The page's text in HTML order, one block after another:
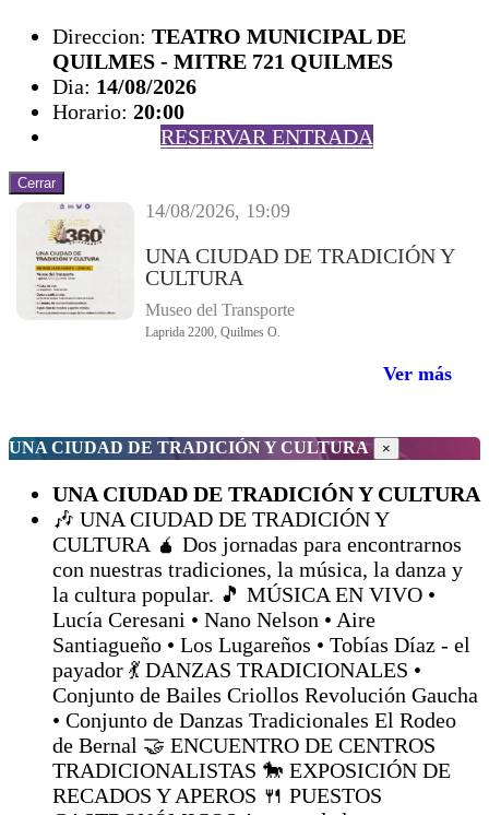
Direccion: TEATRO MUNICIPAL DE
QUILMES - MITRE 721 QUILMES
Dia: 14/08/2026
Horario: 20:00
RESERVAR ENTRADA
Cerrar
14/08/2026, 19:09
UNA CIUDAD DE TRADICIÓN Y
CULTURA
Museo del Transporte
Laprida 2200, Quilmes O.
Ver más
UNA CIUDAD DE TRADICIÓN Y CULTURA ×
UNA CIUDAD DE TRADICIÓN Y CULTURA
🎶 UNA CIUDAD DE TRADICIÓN Y
CULTURA 🧉 Dos jornadas para encontrarnos
con nuestras tradiciones, la música, la danza y
la cultura popular. 🎵 MÚSICA EN VIVO •
Lucía Ceresani • Nano Nelson • Aire
Santiagueño • Los Lugareños • Tobías Díaz - el
payador 💃 DANZAS TRADICIONALES •
Conjunto de Bailes Criollos Revolución Gaucha
• Conjunto de Danzas Tradicionales El Rodeo
de Bernal 🤝 ENCUENTRO DE CENTROS
TRADICIONALISTAS 🐎 EXPOSICIÓN DE
RECADOS Y APEROS 🍴 PUESTOS